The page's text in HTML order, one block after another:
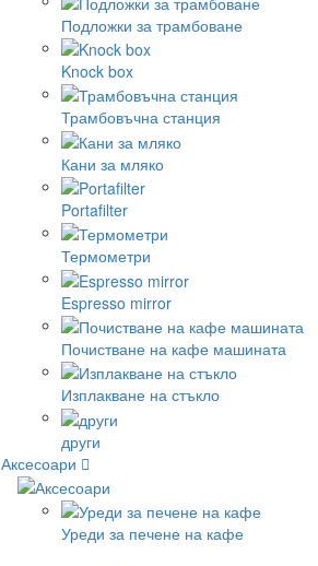
Подложки за трамбоване
Knock box
Трамбовъчна станция
Кани за мляко
Portafilter
Термометри
Espresso mirror
Почистване на кафе машината
Изплакване на стъкло
други
Аксесоари
Уреди за печене на кафе